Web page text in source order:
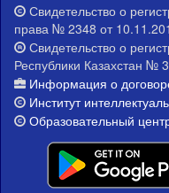
Свидетельство о
права № 2348 от
Свидетельство о
Республики Казахстан №
Информация о
Институт
Образовательный